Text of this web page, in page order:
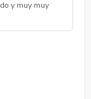
y muy muy